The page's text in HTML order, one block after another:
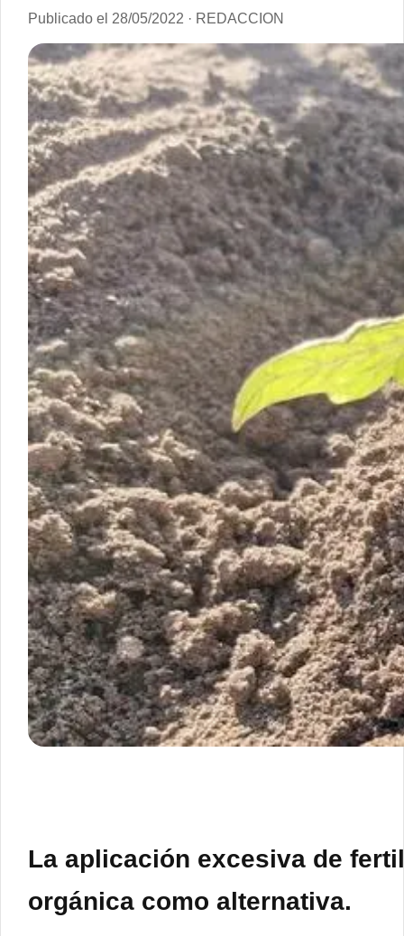
Publicado el 28/05/2022 · REDACCION
La aplicación excesiva de
orgánica como alternativa.